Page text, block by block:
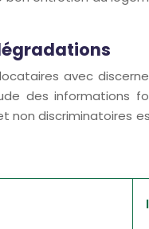
avec
des informations
non discriminatoires